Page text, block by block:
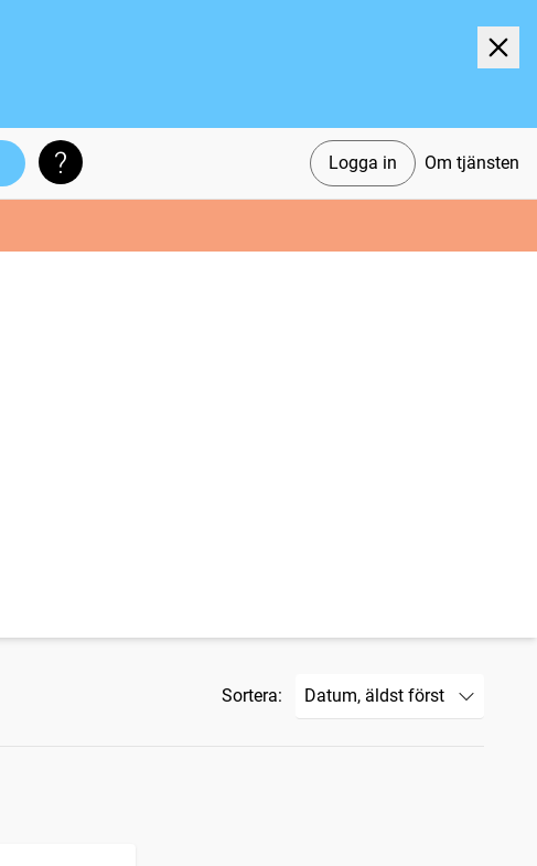
Logga in Om tjänsten
Söktips
Sortera: